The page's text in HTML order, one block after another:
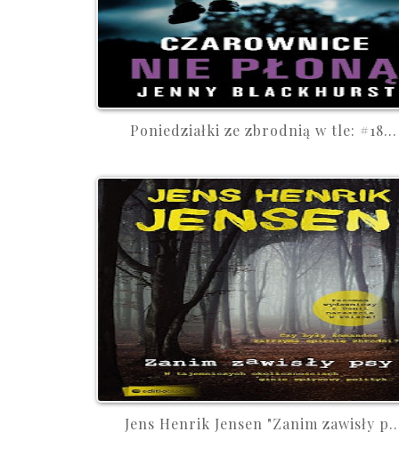
Poniedziałki ze zbrodnią w tle: #18...
Jens Henrik Jensen "Zanim zawisły